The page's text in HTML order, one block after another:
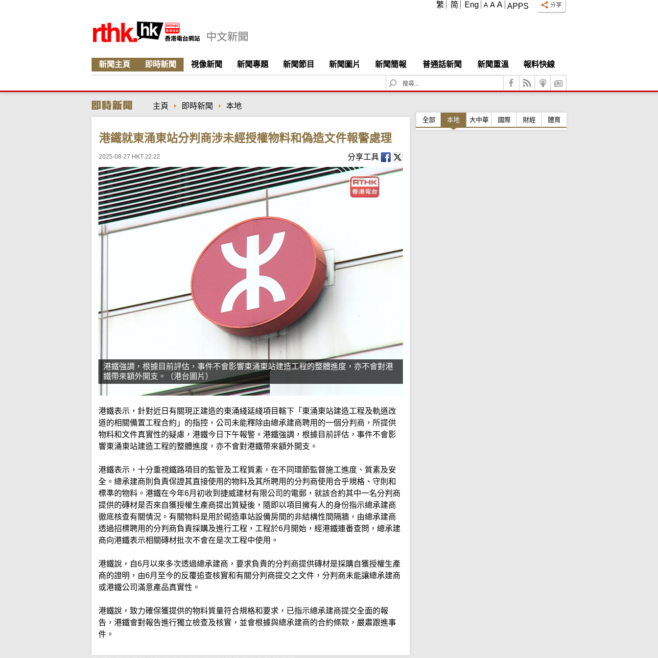
APPS
A A A
繁 简 Eng
新聞主頁 即時新聞 視像新聞 新聞專題 新聞節目 新聞圖片 新聞簡報 普通話新聞 新聞重溫
報料快線
S
e
c
主頁 即時新聞 本地
港鐵就東涌東站分判商涉未經授權物料和偽造文件報警處理
2025-08-27 HKT 22:22 分享工具
港鐵強調，根據目前評估，事件不會影響東涌東站建造工程的整體進度，亦不會對港
鐵帶來額外開支。（港台圖片）
港鐵表示，針對近日有關現正建造的東涌綫延綫項目轄下「東涌東站建造工程及軌道改
道的相關備置工程合約」的指控，公司未能釋除由總承建商聘用的一個分判商，所提供
物料和文件真實性的疑慮，港鐵今日下午報警。港鐵強調，根據目前評估，事件不會影
響東涌東站建造工程的整體進度，亦不會對港鐵帶來額外開支。
港鐵表示，十分重視鐵路項目的監管及工程質素，在不同環節監督施工進度、質素及安
全。總承建商則負責保證其直接使用的物料及其所聘用的分判商使用合乎規格、守則和
標準的物料。港鐵在今年6月初收到捷威建材有限公司的電郵，就該合約其中一名分判商
提供的磚材是否來自獲授權生產商提出質疑後，隨即以項目擁有人的身份指示總承建商
徹底核查有關情況。有關物料是用於砌造車站設備房間的非結構性間隔牆，由總承建商
透過招標聘用的分判商負責採購及進行工程，工程於6月開始，經港鐵連番查問，總承建
商向港鐵表示相關磚材批次不會在是次工程中使用。
港鐵說，自6月以來多次透過總承建商，要求負責的分判商提供磚材是採購自獲授權生產
商的證明，由6月至今的反覆追查核實和有關分判商提交之文件，分判商未能讓總承建商
或港鐵公司滿意產品真實性。
港鐵說，致力確保獲提供的物料質量符合規格和要求，已指示總承建商提交全面的報
告，港鐵會對報告進行獨立檢查及核實，並會根據與總承建商的合約條款，嚴肅跟進事
件。
全部 本地 大中華 國際 財經 體育